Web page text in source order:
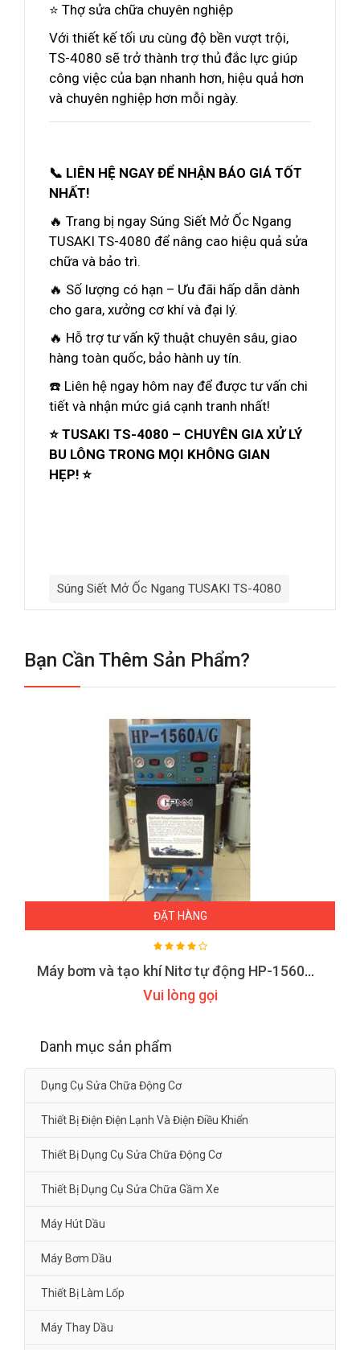
⭐ Thợ sửa chữa chuyên nghiệp
Với thiết kế tối ưu cùng độ bền vượt trội,
TS-4080 sẽ trở thành trợ thủ đắc lực giúp
công việc của bạn nhanh hơn, hiệu quả hơn
và chuyên nghiệp hơn mỗi ngày.
📞 LIÊN HỆ NGAY ĐỂ NHẬN BÁO GIÁ TỐT
NHẤT!
🔥 Trang bị ngay Súng Siết Mở Ốc Ngang
TUSAKI TS-4080 để nâng cao hiệu quả sửa
chữa và bảo trì.
🔥 Số lượng có hạn – Ưu đãi hấp dẫn dành
cho gara, xưởng cơ khí và đại lý.
🔥 Hỗ trợ tư vấn kỹ thuật chuyên sâu, giao
hàng toàn quốc, bảo hành uy tín.
☎️ Liên hệ ngay hôm nay để được tư vấn chi
tiết và nhận mức giá cạnh tranh nhất!
⭐ TUSAKI TS-4080 – CHUYÊN GIA XỬ LÝ
BU LÔNG TRONG MỌI KHÔNG GIAN
HẸP! ⭐
Súng Siết Mở Ốc Ngang TUSAKI TS-4080
Bạn Cần Thêm Sản Phẩm?
ĐẶT HÀNG
Máy bơm và tạo khí Nitơ tự động HP-1560A/G
Vui lòng gọi
Danh mục sản phẩm
Dụng Cụ Sửa Chữa Động Cơ
Thiết Bị Điện Điện Lạnh Và Điện Điều Khiển
Thiết Bị Dụng Cụ Sửa Chữa Động Cơ
Thiết Bị Dụng Cụ Sửa Chữa Gầm Xe
Máy Hút Dầu
Máy Bơm Dầu
Thiết Bị Làm Lốp
Máy Thay Dầu